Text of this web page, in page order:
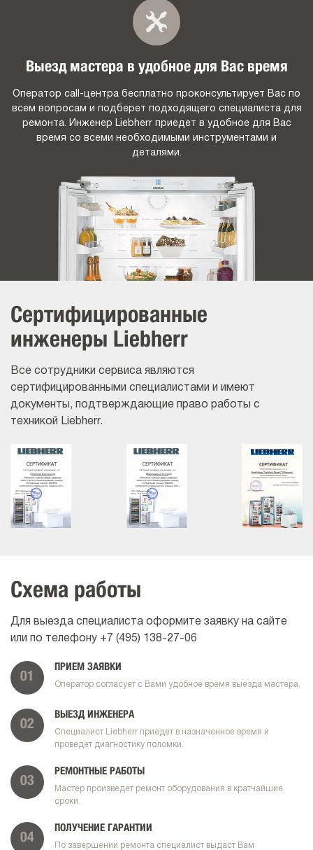
Выезд мастера в удобное для Вас время
Оператор call-центра бесплатно проконсультирует Вас по
всем вопросам и подберет подходящего специалиста для
ремонта. Инженер Liebherr приедет в удобное для Вас
время со всеми необходимыми инструментами и
деталями.
Сертифицированные
инженеры Liebherr
Все сотрудники сервиса являются
сертифицированными специалистами и имеют
документы, подтверждающие право работы с
техникой Liebherr.
Схема работы
Для выезда специалиста оформите заявку на сайте
или по телефону +7 (495) 138-27-06
01
ПРИЕМ ЗАЯВКИ
Оператор согласует с Вами удобное время выезда мастера.
02
ВЫЕЗД ИНЖЕНЕРА
Специалист Liebherr приедет в назначенное время и
проведет диагностику поломки.
03
РЕМОНТНЫЕ РАБОТЫ
Мастер произведет ремонт оборудования в кратчайшие
сроки.
04
ПОЛУЧЕНИЕ ГАРАНТИИ
По завершении ремонта специалист выдаст Вам